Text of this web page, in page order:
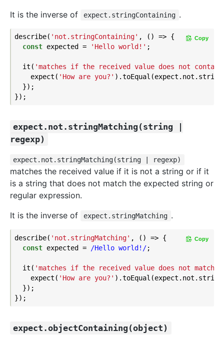
It is the inverse of
expect.stringContaining .
describe( 'not.stringContaining' , () => {
const expected = 'Hello world!' ;
  it(
'matches if the received value does not
    expect(
'How are you?'
  });
Copy
expect.not.stringMatching(string |
regexp)
expect.not.stringMatching(string | regexp)
matches the received value if it is not a string or if it
is a string that does not match the expected string or
regular expression.
It is the inverse of
expect.stringMatching .
describe( 'not.stringMatching' , () => {
const expected = /Hello world!/;
  it(
'matches if the received value does not match
    expect(
'How are you?'
  });
Copy
expect.objectContaining(object)